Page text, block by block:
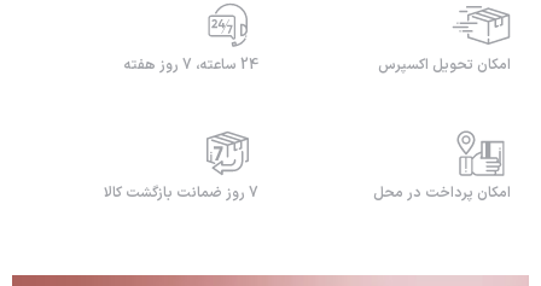
امکان تحویل اکسپرس 24 ساعته، 7 روز هفته
امکان پرداخت در محل 7 روز ضمانت بازگشت کالا